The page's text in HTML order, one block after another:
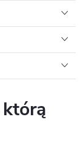
którą